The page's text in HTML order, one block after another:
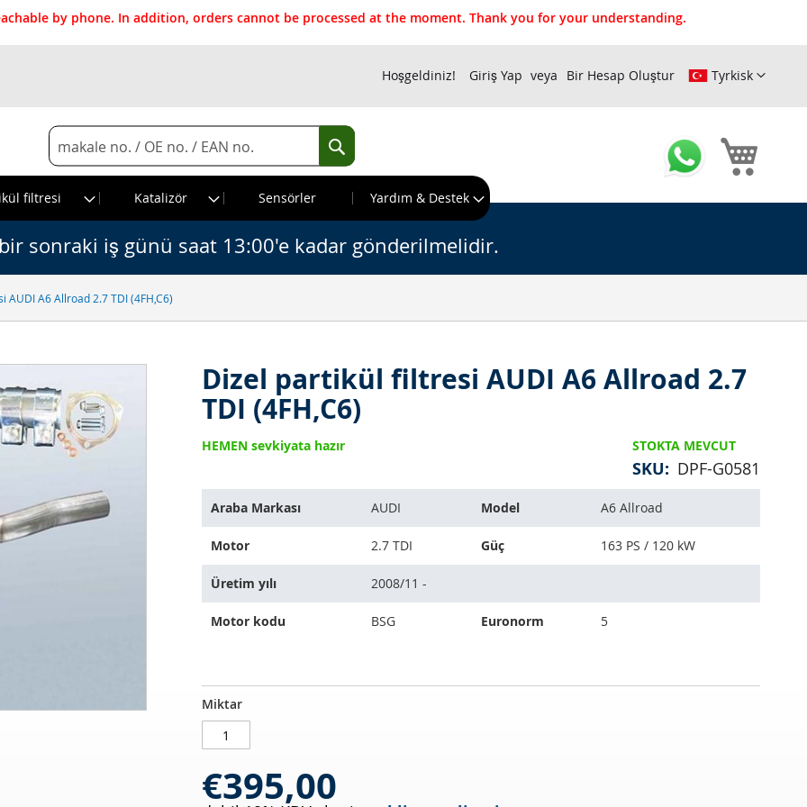
by phone. In addition, orders cannot be processed at the moment. Thank you for your understanding.
Tyrkisk
Hoşgeldiniz! Giriş Yap Bir Hesap Oluştur
Search
Search
filtresi
Katalizör Sensörler Yardım & Destek
AUDI A6 Allroad 2.7 TDI (4FH,C6)
sonraki iş günü saat 13:00'e kadar gönderilmelidir.
Dizel partikül filtresi AUDI A6 Allroad 2.7
TDI (4FH,C6)
STOKTA MEVCUT
SKU DPF-G0581
HEMEN sevkiyata hazır
ürün
araçlara
uyar:
Araba Markası AUDI Model A6 Allroad
Motor 2.7 TDI Güç 163 PS / 120 kW
Üretim yılı 2008/11 -
Motor kodu BSG Euronorm 5
Dizel
partikül
filtresi
A6
Allroad
STOKTA
MEVCUT
Miktar
€395,00